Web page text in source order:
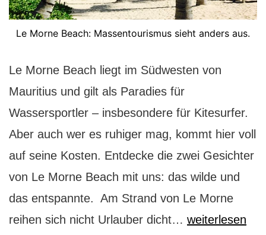
Le Morne Beach: Massentourismus sieht anders aus.
Le Morne Beach liegt im Südwesten von
Mauritius und gilt als Paradies für
Wassersportler – insbesondere für Kitesurfer.
Aber auch wer es ruhiger mag, kommt hier voll
auf seine Kosten. Entdecke die zwei Gesichter
von Le Morne Beach mit uns: das wilde und
das entspannte. Am Strand von Le Morne
reihen sich nicht Urlauber dicht… Wassersport
weiterlesen